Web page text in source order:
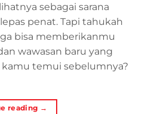
sebagai sarana
penat. Tapi tahukah
bisa memberikanmu
wawasan baru yang
temui sebelumnya?
reading →